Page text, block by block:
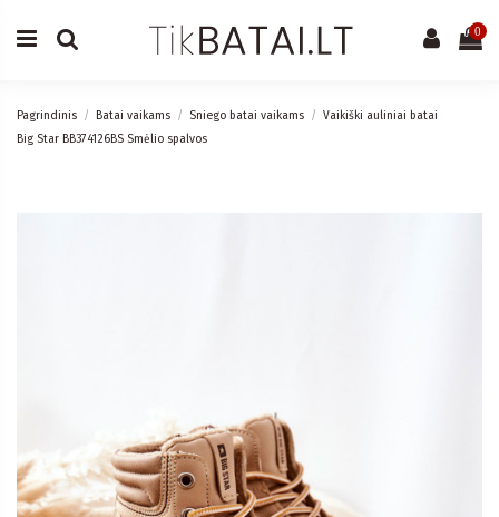
0
Pagrindinis Batai vaikams Sniego batai vaikams
Vaikiški auliniai batai
Big Star BB374126BS Smėlio spalvos